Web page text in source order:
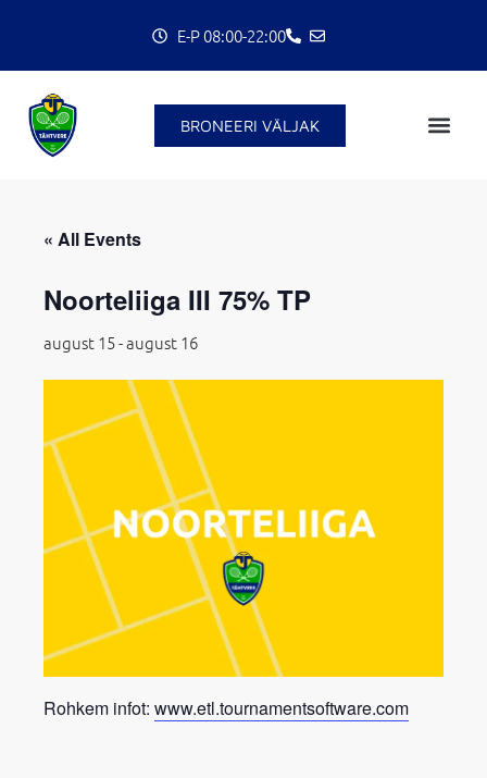
content
E-P 08:00-22:00
BRONEERI VÄLJAK
« All Events
Noorteliiga III 75% TP
august 15-august 16
Rohkem infot: www.etl.tournamentsoftware.com